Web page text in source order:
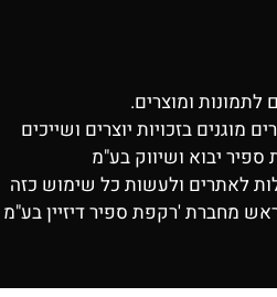
לתמונות ומוצרים.
מוגנים בזכויות יוצרים ושייכים
יבוא ושיווק בע"מ
לאתרים ולעשות כל שימוש כזה
מחברת 'רקפת ספיר דיזיין בע"מ